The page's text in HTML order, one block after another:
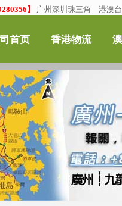
】 广州深圳珠三角—港澳
首页 香港物流